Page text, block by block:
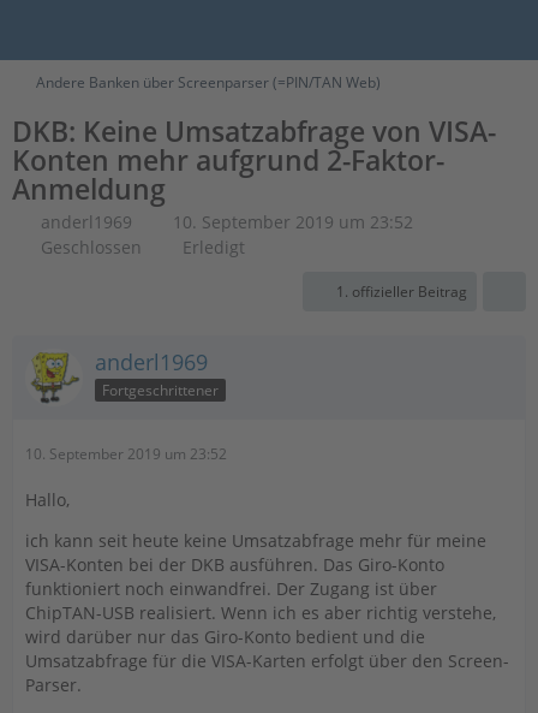
Andere Banken über Screenparser (=PIN/TAN Web)
DKB: Keine Umsatzabfrage von VISA-
Konten mehr aufgrund 2-Faktor-
Anmeldung
anderl1969
10. September 2019 um 23:52
Geschlossen
Erledigt
1. offizieller Beitrag
anderl1969
Fortgeschrittener
10. September 2019 um 23:52
Hallo,
ich kann seit heute keine Umsatzabfrage mehr für meine
VISA-Konten bei der DKB ausführen. Das Giro-Konto
funktioniert noch einwandfrei. Der Zugang ist über
ChipTAN-USB realisiert. Wenn ich es aber richtig verstehe,
wird darüber nur das Giro-Konto bedient und die
Umsatzabfrage für die VISA-Karten erfolgt über den Screen-
Parser.